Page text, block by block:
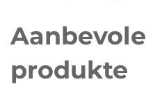
Aanbevole
produkte